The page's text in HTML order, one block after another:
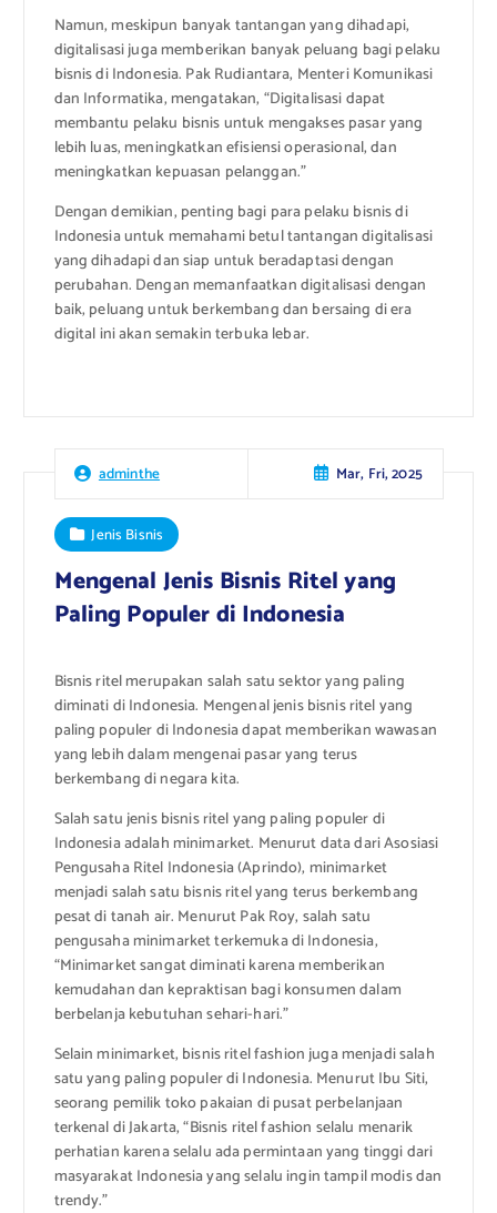
Namun, meskipun banyak tantangan yang dihadapi,
digitalisasi juga memberikan banyak peluang bagi pelaku
bisnis di Indonesia. Pak Rudiantara, Menteri Komunikasi
dan Informatika, mengatakan, “Digitalisasi dapat
membantu pelaku bisnis untuk mengakses pasar yang
lebih luas, meningkatkan efisiensi operasional, dan
meningkatkan kepuasan pelanggan.”
Dengan demikian, penting bagi para pelaku bisnis di
Indonesia untuk memahami betul tantangan digitalisasi
yang dihadapi dan siap untuk beradaptasi dengan
perubahan. Dengan memanfaatkan digitalisasi dengan
baik, peluang untuk berkembang dan bersaing di era
digital ini akan semakin terbuka lebar.
adminthe Mar, Fri, 2025
Jenis Bisnis
Mengenal Jenis Bisnis Ritel yang
Paling Populer di Indonesia
Bisnis ritel merupakan salah satu sektor yang paling
diminati di Indonesia. Mengenal jenis bisnis ritel yang
paling populer di Indonesia dapat memberikan wawasan
yang lebih dalam mengenai pasar yang terus
berkembang di negara kita.
Salah satu jenis bisnis ritel yang paling populer di
Indonesia adalah minimarket. Menurut data dari Asosiasi
Pengusaha Ritel Indonesia (Aprindo), minimarket
menjadi salah satu bisnis ritel yang terus berkembang
pesat di tanah air. Menurut Pak Roy, salah satu
pengusaha minimarket terkemuka di Indonesia,
“Minimarket sangat diminati karena memberikan
kemudahan dan kepraktisan bagi konsumen dalam
berbelanja kebutuhan sehari-hari.”
Selain minimarket, bisnis ritel fashion juga menjadi salah
satu yang paling populer di Indonesia. Menurut Ibu Siti,
seorang pemilik toko pakaian di pusat perbelanjaan
terkenal di Jakarta, “Bisnis ritel fashion selalu menarik
perhatian karena selalu ada permintaan yang tinggi dari
masyarakat Indonesia yang selalu ingin tampil modis dan
trendy.”